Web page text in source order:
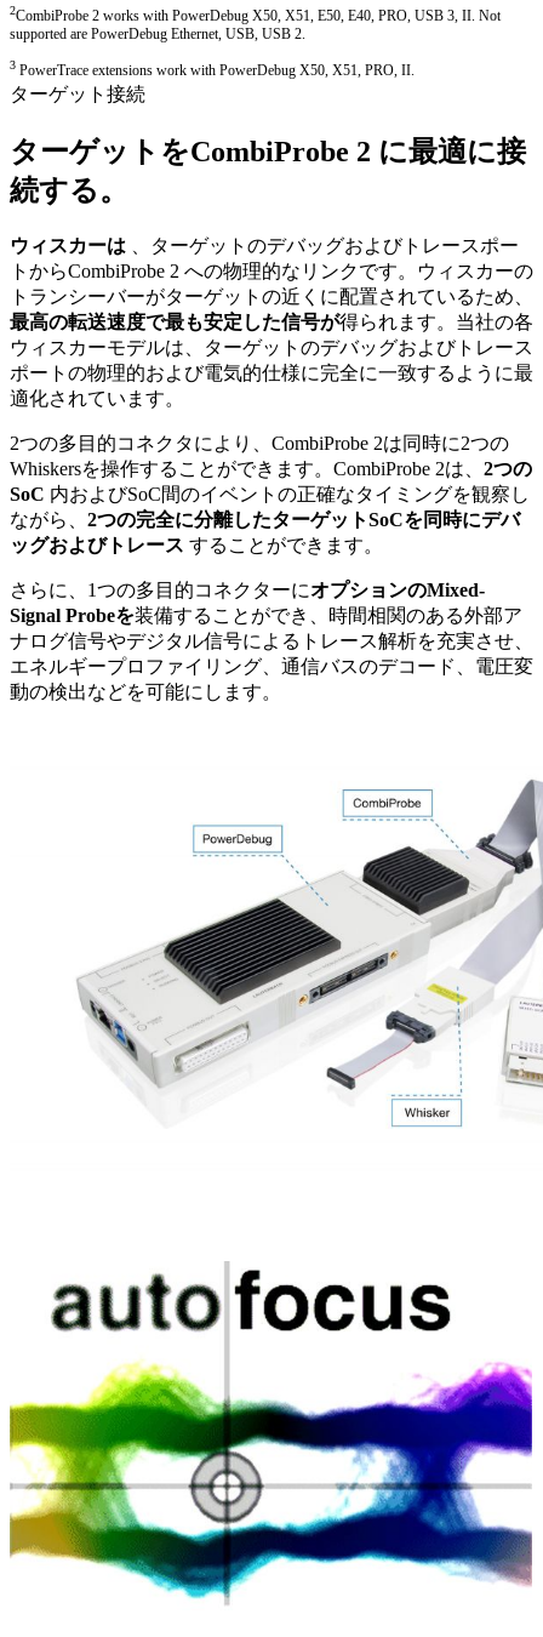
2CombiProbe 2 works with PowerDebug X50, X51, E50, E40, PRO, USB 3, II. Not
supported are PowerDebug Ethernet, USB, USB 2.
3 PowerTrace extensions work with PowerDebug X50, X51, PRO, II.
ターゲット接続
ターゲットをCombiProbe 2 に最適に接
続する。
ウィスカーは
、ターゲットのデバッグおよびトレースポー
トからCombiProbe 2 への物理的なリンクです。ウィスカーの
トランシーバーがターゲットの近くに配置されているため、
最高の転送速度で最も安定した信号が得られます。当社の各
ウィスカーモデルは、ターゲットのデバッグおよびトレース
ポートの物理的および電気的仕様に完全に一致するように最
適化されています。
2つの多目的コネクタにより、CombiProbe 2は同時に2つの
Whiskersを操作することができます。CombiProbe 2は、 2つの
SoC 内およびSoC間のイベントの正確なタイミングを観察し
ながら、 2つの完全に分離したターゲットSoCを同時にデバ
ッグおよびトレース することができます。
さらに、1つの多目的コネクターにオプションのMixed-
Signal Probeを装備することができ、時間相関のある外部ア
ナログ信号やデジタル信号によるトレース解析を充実させ、
エネルギープロファイリング、通信バスのデコード、電圧変
動の検出などを可能にします。